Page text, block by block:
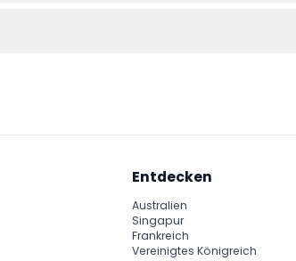
Entdecken
Australien
Singapur
Frankreich
Vereinigtes Königreich